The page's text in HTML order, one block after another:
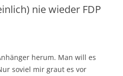
nie wieder FDP
herum. Man will es
soviel mir graut es vor